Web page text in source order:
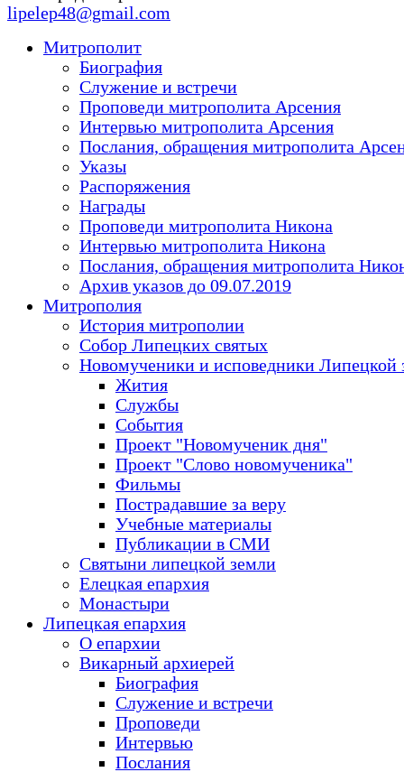
lipelep48@gmail.com
Митрополит
Биография
Служение и встречи
Проповеди митрополита Арсения
Интервью митрополита Арсения
Послания, обращения митрополита
Указы
Распоряжения
Награды
Проповеди митрополита Никона
Интервью митрополита Никона
Послания, обращения митрополита
Архив указов до 09.07.2019
Митрополия
История митрополии
Собор Липецких святых
Новомученики и исповедники Липецкой
Жития
Службы
События
Проект "Новомученик дня"
Проект "Слово новомученика"
Фильмы
Пострадавшие за веру
Учебные материалы
Публикации в СМИ
Святыни липецкой земли
Елецкая епархия
Монастыри
Липецкая епархия
О епархии
Викарный архиерей
Биография
Служение и встречи
Проповеди
Интервью
Послания